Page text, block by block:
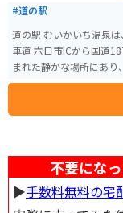
#道の駅
道の駅 むいかいち温泉
車道 六日市ICから国道
まれた静かな場所にあり、
の名前にもなっている「
優しく「美肌の湯」と
ゆっくりと温泉に浸かるのはいかが
特産品を販売する直売
恵まれ、美味しい農産
の「仁多米」です。お土産に
合、道の駅には広い駐車
部を走る国道187号線は
不要にな
▶︎手数料無料の宅